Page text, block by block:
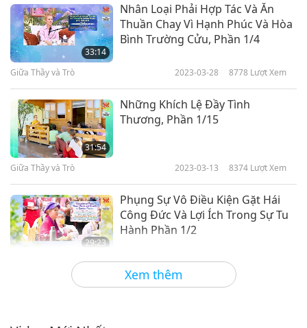
Xem thêm
33:14
Nhân Loại Phải Hợp Tác Và Ăn
Thuần Chay Vì Hạnh Phúc Và Hòa
Bình Trường Cửu, Phần 1/4
Giữa Thầy và Trò 2023-03-28 8778 Lượt Xem
31:54
Những Khích Lệ Đầy Tình
Thương, Phần 1/15
Giữa Thầy và Trò 2023-03-13 8374 Lượt Xem
29:23
Phụng Sự Vô Điều Kiện Gặt Hái
Công Đức Và Lợi Ích Trong Sự Tu
Hành Phần 1/2
2023-03-11 7943